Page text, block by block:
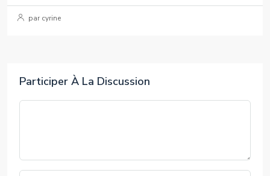
par cyrine
Participer À La Discussion